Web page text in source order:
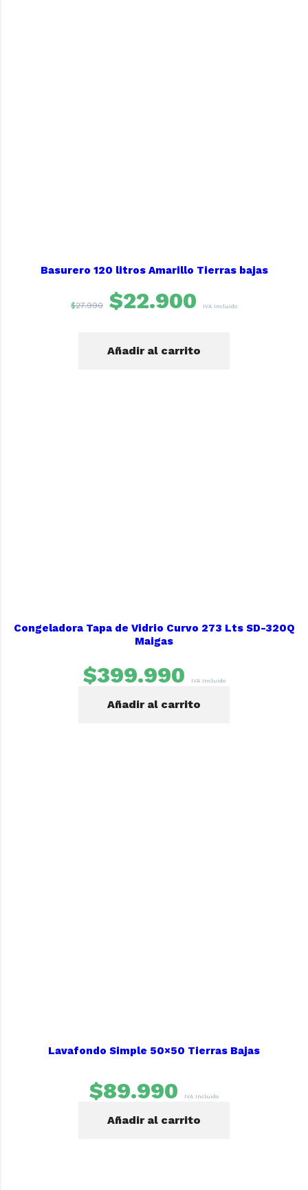
Basurero 120 litros Amarillo Tierras bajas
$27.990 $22.900 IVA Incluido
Añadir al carrito
Congeladora Tapa de Vidrio Curvo 273 Lts SD-320Q
Maigas
$399.990 IVA Incluido
Añadir al carrito
Lavafondo Simple 50×50 Tierras Bajas
$89.990 IVA Incluido
Añadir al carrito